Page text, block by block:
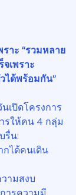
ราะ “รวมหลาย
เพราะ
ได้พร้อมกัน”
เปิดโครงการ
รให้คน 4 กลุ่ม
รื่น:
ได้คนเดิน
ามสงบ
ารความมี